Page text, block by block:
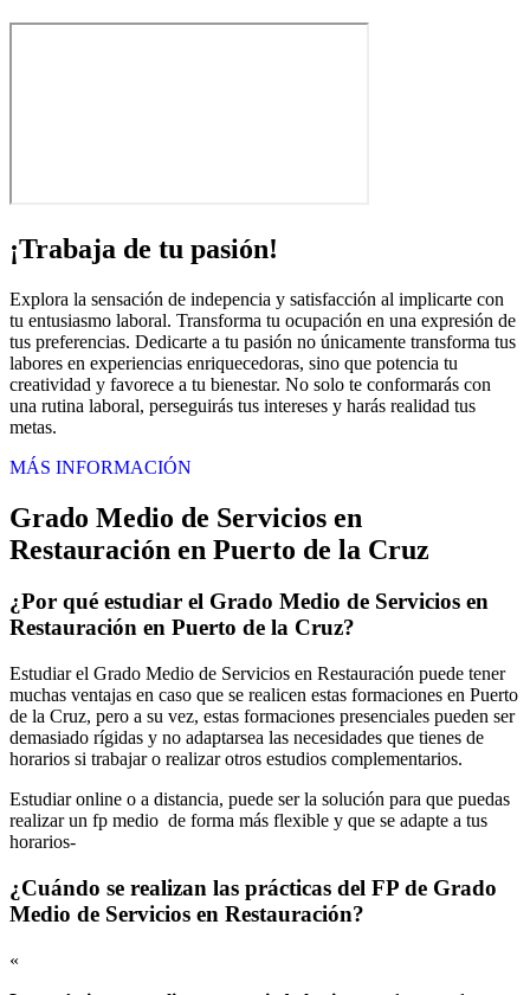
¡Trabaja de tu pasión!
Explora la sensación de indepencia y satisfacción al implicarte con
tu entusiasmo laboral. Transforma tu ocupación en una expresión de
tus preferencias. Dedicarte a tu pasión no únicamente transforma tus
labores en experiencias enriquecedoras, sino que potencia tu
creatividad y favorece a tu bienestar. No solo te conformarás con
una rutina laboral, perseguirás tus intereses y harás realidad tus
metas.
MÁS INFORMACIÓN
Grado Medio de Servicios en
Restauración en Puerto de la Cruz
¿Por qué estudiar el Grado Medio de Servicios en
Restauración en Puerto de la Cruz?
Estudiar el Grado Medio de Servicios en Restauración puede tener
muchas ventajas en caso que se realicen estas formaciones en Puerto
de la Cruz, pero a su vez, estas formaciones presenciales pueden ser
demasiado rígidas y no adaptarsea las necesidades que tienes de
horarios si trabajar o realizar otros estudios complementarios.
Estudiar online o a distancia, puede ser la solución para que puedas
realizar un fp medio de forma más flexible y que se adapte a tus
horarios-
¿Cuándo se realizan las prácticas del FP de Grado
Medio de Servicios en Restauración?
«